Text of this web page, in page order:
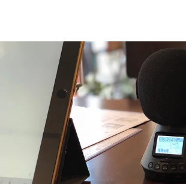
中…